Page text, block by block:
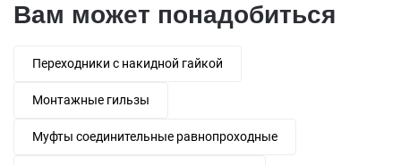
Вам может понадобиться
Переходники с накидной гайкой
Монтажные гильзы
Муфты соединительные равнопроходные